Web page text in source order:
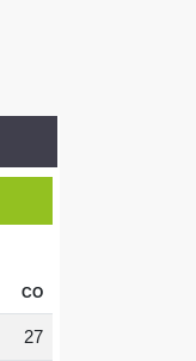
CO
27